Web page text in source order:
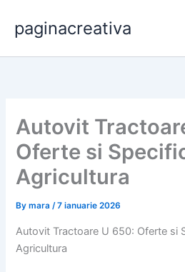
content
paginacreativa
Autovit
Oferte si
Agricultura
Bymara/7 ianuarie 2026
Autovit Tractoare U 650: Oferte si
Agricultura